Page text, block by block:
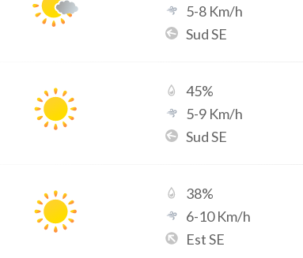
5-8 Km/h
Sud SE
45%
5-9 Km/h
Sud SE
38%
6-10Km/h
Est SE